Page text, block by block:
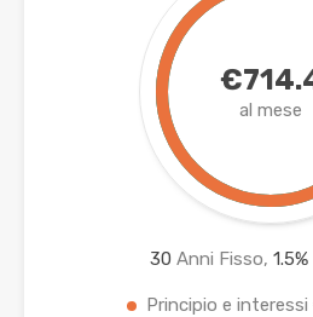
al mese
30 Anni Fisso, 1.5%
Principio e interessi